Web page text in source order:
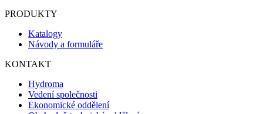
PRODUKTY
Katalogy
Návody a formuláře
KONTAKT
Hydroma
Vedení společnosti
Ekonomické oddělení